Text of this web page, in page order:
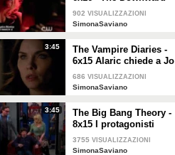
Spiral”, promo (sub
ita)
902 VISUALIZZAZIONI
SimonaSaviano
3:45
The Vampire Diaries -
6x15 Alaric chiede a Jo
di sposarlo (sub ita)
686 VISUALIZZAZIONI
SimonaSaviano
3:45
The Big Bang Theory -
8x15 I protagonisti
ricordano la madre di
Howie, morta (sub ita)
3755 VISUALIZZAZIONI
SimonaSaviano